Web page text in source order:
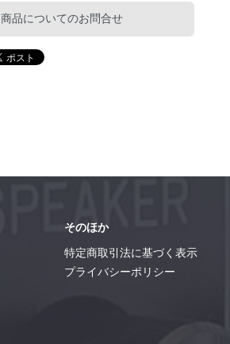
商品についてのお問合せ
そのほか
特定商取引法に基づく表示
プライバシーポリシー